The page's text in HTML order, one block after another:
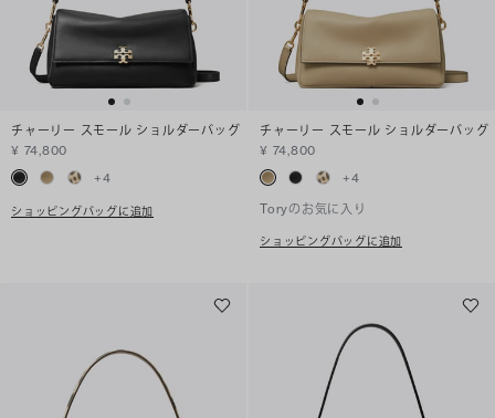
チャーリー スモール ショルダーバッグ
¥ 74,800
+4
ショッピングバッグに追加
チャーリー スモール ショルダーバッグ
¥ 74,800
+4
Toryのお気に入り
ショッピングバッグに追加